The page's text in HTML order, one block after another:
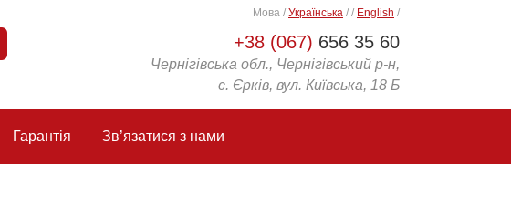
+38 (067) 656 35 60
Чернігівська обл., Чернігівський р-н,
с. Єрків, вул. Київська, 18 Б
Мова / Українська / / English /
Гарантія Зв’язатися з нами